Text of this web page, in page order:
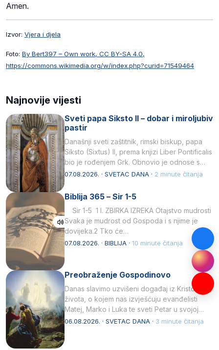
Amen.
Izvor: Vjera i djela
Foto: By Bert397 – Own work, CC BY-SA 4.0,
https://commons.wikimedia.org/w/index.php?curid=71549464
Najnovije vijesti
Sveti papa Siksto II – dobar i miroljubiv
pastir
Današnji sveti zaštitnik, rimski biskup, papa
Siksto (Sixtus) II, prema knjizi Liber Pontificalis
bio je rođenjem Grk. Obnovio je odnose s
afričkim…
07.08.2026. · SVETAC DANA · 2 minute čitanja
Biblija 365 – Sir 1-5
Sir 1-5 1 I. ZBIRKA IZREKA Otajstvo mudrosti
Svaka je mudrost od Gospoda i s njime je
dovijeka.2 Tko će…
07.08.2026. · BIBLIJA · 10 minute čitanja
Preobraženje Gospodinovo
Danas slavimo uzvišeni događaj iz Kristova
života, o kojem nas izvješćuju evanđelisti
Matej, Marko i Luka te sveti Petar u svojoj
drugoj…
06.08.2026. · SVETAC DANA · 3 minute čitanja